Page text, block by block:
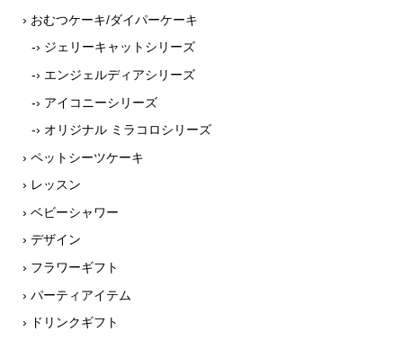
› おむつケーキ/ダイパーケーキ
-› ジェリーキャットシリーズ
-› エンジェルディアシリーズ
-› アイコニーシリーズ
-› オリジナル ミラコロシリーズ
› ペットシーツケーキ
› レッスン
› ベビーシャワー
› デザイン
› フラワーギフト
› パーティアイテム
› ドリンクギフト